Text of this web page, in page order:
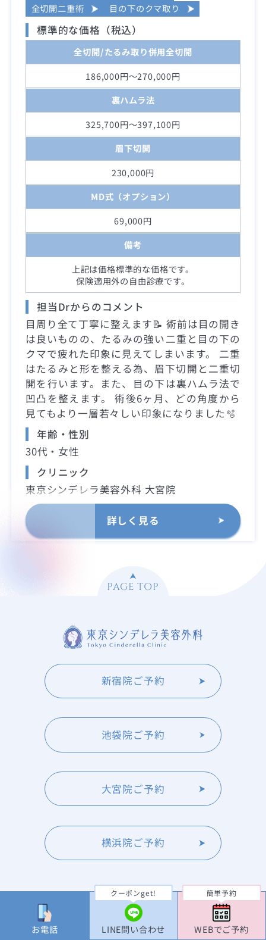
お電話
クーポンget!
LINE問い合わせ
簡単予約
WEBでご予約
全切開二重術
目の下のクマ取り
標準的な価格（税込）
全切開/たるみ取り併用全切開
186,000円～270,000円
裏ハムラ法
325,700円～397,100円
眉下切開
230,000円
MD式（オプション）
69,000円
備考
上記は価格標準的な価格です。
保険適用外の自由診療です。
担当Drからのコメント
目周り全て丁寧に整えます📝 術前は目の開き
は良いものの、たるみの強い二重と目の下の
クマで疲れた印象に見えてしまいます。 二重
はたるみと形を整える為、眉下切開と二重切
開を行います。また、目の下は裏ハムラ法で
凹凸を整えます。 術後6ヶ月、どの角度から
見てもより一層若々しい印象になりました🫧
年齢・性別
30代・女性
クリニック
東京シンデレラ美容外科 大宮院
詳しく見る
PAGE TOP
新宿院ご予約
池袋院ご予約
大宮院ご予約
横浜院ご予約
料金